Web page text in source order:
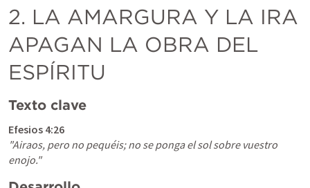
2. LA AMARGURA Y LA IRA
APAGAN LA OBRA DEL
ESPÍRITU
Texto clave
Efesios 4:26
"Airaos, pero no pequéis; no se ponga el sol sobre vuestro
enojo."